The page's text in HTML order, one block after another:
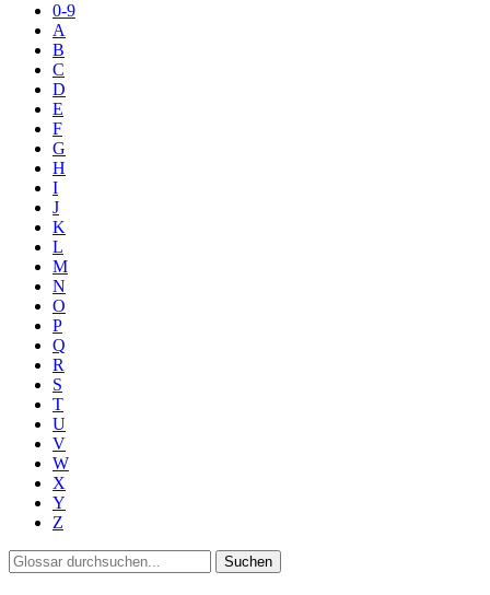
0-9
A
B
C
D
E
F
G
H
I
J
K
L
M
N
O
P
Q
R
S
T
U
V
W
X
Y
Z
Suchen